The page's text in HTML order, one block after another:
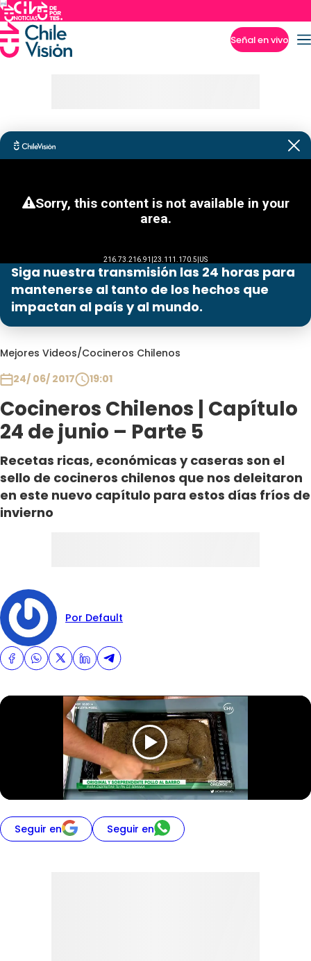
Señal en vivo
Siga nuestra transmisión las 24 horas para
mantenerse al tanto de los hechos que
impactan al país y al mundo.
Mejores Videos/Cocineros Chilenos
24/ 06/ 2017
19:01
Cocineros Chilenos | Capítulo
24 de junio – Parte 5
Recetas ricas, económicas y caseras son el
sello de cocineros chilenos que nos deleitaron
en este nuevo capítulo para estos días fríos de
invierno
Por Default
Seguir en Seguir en
Programas
Club De La Comedia
Contigo en Directo
Plan Perfecto
El Tiempo
Sabingo
Todos Los Programas